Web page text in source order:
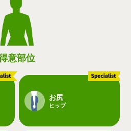
意部位
お尻
ヒップ